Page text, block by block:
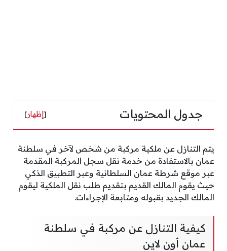
جدول المحتويات [إظهار]
يتم التنازل عن ملكية مركبة من شخص لآخر في سلطنة
عمان بالاستفادة من خدمة نقل سجل المركبة المقدمة
عبر موقع شرطة عمان السلطانية وعبر التطبيق الذكي
حيث يقوم المالك القديم بتقديم طلب نقل الملكية ليقوم
المالك الجديد بقبوله ومتابعة الإجراءات.
كيفية التنازل عن مركبة في سلطنة
عمان أون لاين